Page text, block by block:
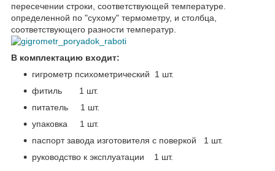
пересечении строки, соответствующей температуре.
определенной по "сухому" термометру, и столбца,
соответствующего разности температур.
В комплектацию входит:
гигрометр психометрический 1 шт.
фитиль 1 шт.
питатель 1 шт.
упаковка 1 шт.
паспорт завода изготовителя с поверкой 1 шт.
руководство к эксплуатации 1 шт.